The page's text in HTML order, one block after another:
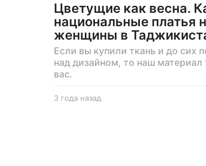
Цветущие как весна.
национальные платья
женщины в
Если вы купили ткань и до сих
над дизайном, то наш материал
вас.
3 года назад